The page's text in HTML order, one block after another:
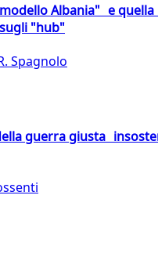
Albania" e quella
"hub"
Spagnolo
guerra giusta